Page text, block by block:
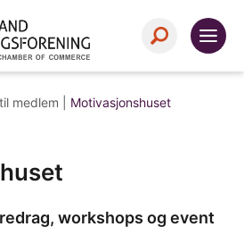
medlem Motivasjonshuset
workshops og event